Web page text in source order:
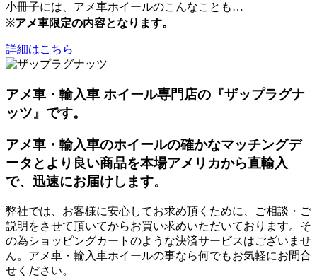
小冊子には、アメ車ホイールのこんなことも…
※アメ車限定の内容となります。
詳細はこちら
アメ車・輸入車 ホイール専門店の『ザップラグナ
ッツ』です。
アメ車・輸入車のホイールの確かなマッチングデ
ータとより良い商品を本場アメリカから直輸入
で、迅速にお届けします。
弊社では、お客様に安心してお求め頂くために、ご相談・ご
説明をさせて頂いてからお買い求めいただいております。そ
の為ショッピングカートのような決済サービスはございませ
ん。アメ車・輸入車ホイールの事なら何でもお気軽にお問合
せください。